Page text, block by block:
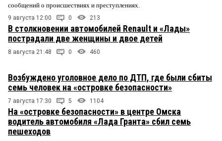
сообщений о происшествиях и преступлениях.
9 августа 12:00 0 213
В столкновении автомобилей Renault и «Лады»
пострадали две женщины и двое детей
8 августа 21:48 0 460
Возбуждено уголовное дело по ДТП, где были сбиты
семь человек на «островке безопасности»
7 августа 17:30 5 1104
На «островке безопасности» в центре Омска
водитель автомобиля «Лада Гранта» сбил семь
пешеходов